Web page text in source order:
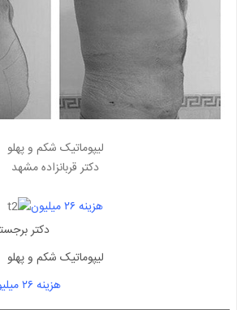
لیپوماتیک شکم و پهلو
دکتر قربانزاده مشهد
هزینه ۲۶ میلیون
دکتر
لیپوماتیک شکم و پهلو
هزینه ۲۶ میلیون